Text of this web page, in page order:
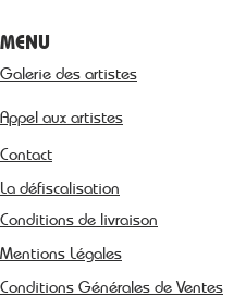
MENU
Galerie des artistes
Appel aux artistes
Contact
Conditions de livraison
Mentions Légales
Conditions Générales de Ventes
La défiscalisation